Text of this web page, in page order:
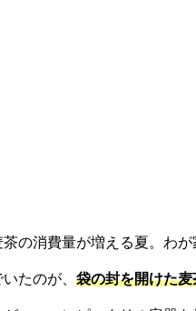
の消費量が増える夏。わ
たのが、 袋の封を開けた